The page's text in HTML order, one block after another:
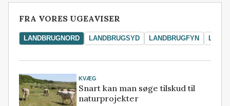
FRA VORES UGEAVISER
LANDBRUGNORD LANDBRUGSYD LANDBRUGFYN
KVÆG
Snart kan man søge tilskud til
naturprojekter